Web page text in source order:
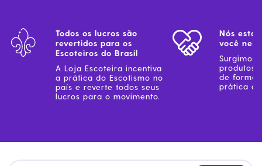
Todos os lucros são
revertidos para os
Escoteiros do Brasil
A Loja Escoteira incentiva
a prática do Escotismo no
país e reverte todos seus
lucros para o movimento.
Nós
você
Surgimos
produtos
de forma
prática